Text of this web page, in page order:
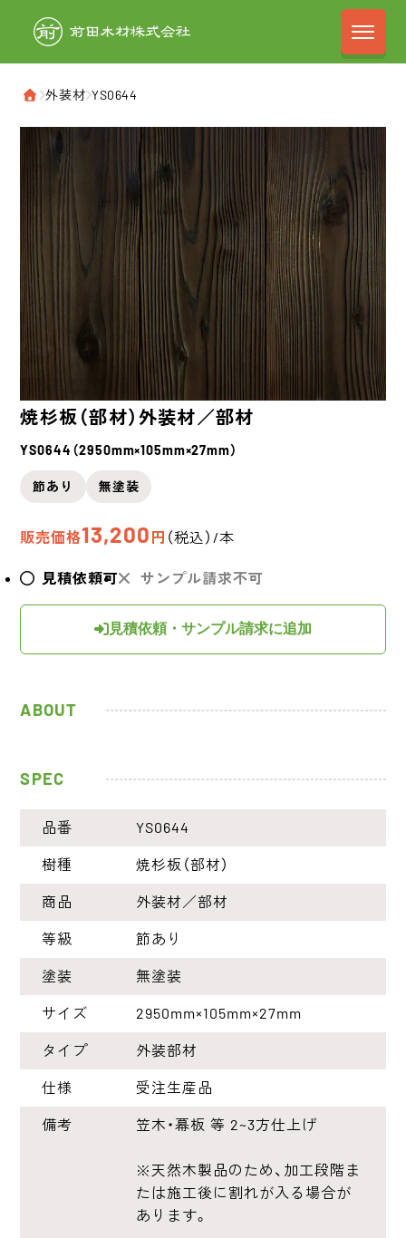
前田木材株式
ホーム
›外装材›YS0644
焼杉板（部材） 外装材／部材
YS0644（2950mm×105mm×27mm）
節あり 無塗装
販売価格13,200 円 （税込）/本
見積依頼可 サンプル請求不可
見積依頼・サンプル請求に追加
ABOUT
SPEC
品番 YS0644
樹種 焼杉板（部材）
商品 外装材／部材
等級 節あり
塗装 無塗装
サイズ 2950mm×105mm×27mm
タイプ 外装部材
仕様 受注生産品
備考 笠木・幕板 等 2~3方仕上げ
※天然木製品のため、加工段階ま
たは施工後に割れが入る場合が
あります。